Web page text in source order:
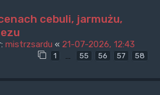
cebuli, jarmużu,
mistrzsardu « 21-07-2026, 12:43
1 … 55 56 57 58